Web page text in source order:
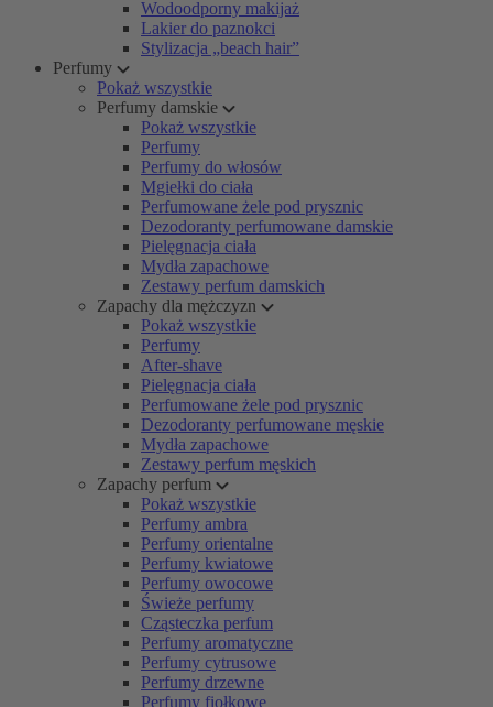
Wodoodporny makijaż
Lakier do paznokci
Stylizacja „beach hair”
Perfumy
Pokaż wszystkie
Perfumy damskie
Pokaż wszystkie
Perfumy
Perfumy do włosów
Mgiełki do ciała
Perfumowane żele pod prysznic
Dezodoranty perfumowane damskie
Pielęgnacja ciała
Mydła zapachowe
Zestawy perfum damskich
Zapachy dla mężczyzn
Pokaż wszystkie
Perfumy
After-shave
Pielęgnacja ciała
Perfumowane żele pod prysznic
Dezodoranty perfumowane męskie
Mydła zapachowe
Zestawy perfum męskich
Zapachy perfum
Pokaż wszystkie
Perfumy ambra
Perfumy orientalne
Perfumy kwiatowe
Perfumy owocowe
Świeże perfumy
Cząsteczka perfum
Perfumy aromatyczne
Perfumy cytrusowe
Perfumy drzewne
Perfumy fiołkowe